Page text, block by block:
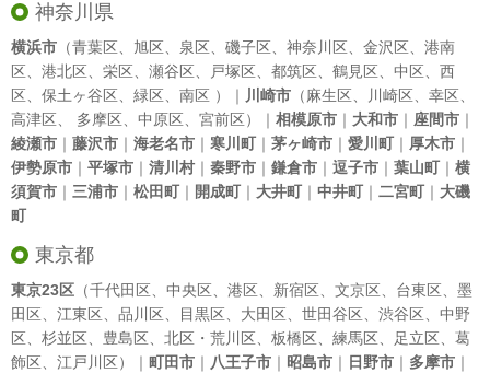
神奈川県
横浜市 （青葉区 旭区 泉区 磯子区 神奈川区 金沢区
港南
区
港北区 栄区 瀬谷区 戸塚区 都筑区 鶴見区 中区
西
区
保土ヶ谷区 緑区 南区 ）｜ 川崎市 （麻生区 川崎区 幸区
高津区
多摩区 中原区 宮前区）｜ 相模原市 ｜ 大和市 ｜ 座間市 ｜
綾瀬市 ｜ 藤沢市 ｜ 海老名市 ｜ 寒川町｜ 茅ヶ崎市 ｜ 愛川町｜ 厚木市 ｜
伊勢原市 ｜ 平塚市 ｜ 清川村｜ 秦野市 ｜ 鎌倉市 ｜ 逗子市 ｜ 葉山町｜ 横
須賀市 ｜ 三浦市 ｜ 松田町｜ 開成町｜ 大井町｜ 中井町｜ 二宮町｜ 大磯
町
東京都
東京23区 （千代田区 中央区 港区 新宿区 文京区 台東区
墨
田区
江東区 品川区 目黒区 大田区 世田谷区 渋谷区
中野
区
杉並区 豊島区 北区 ・ 荒川区 板橋区 練馬区 足立区
葛
飾区
江戸川区）｜ 町田市 ｜ 八王子市 ｜ 昭島市 ｜ 日野市 ｜ 多摩市 ｜